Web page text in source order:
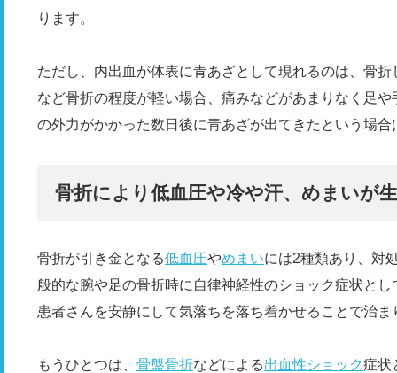
ります。
ただし、内出血が体表に青あざとして現れるのは、骨
など骨折の程度が軽い場合、痛みなどがあまりなく足
の外力がかかった数日後に青あざが出てきたという場
骨折により低血圧や冷や汗、めまいが
骨折が引き金となる低血圧やめまいには2種類あり、対
般的な腕や足の骨折時に自律神経性のショック症状と
患者さんを安静にして気落ちを落ち着かせることで治ま
もうひとつは、 骨盤骨折などによる出血性ショック症状